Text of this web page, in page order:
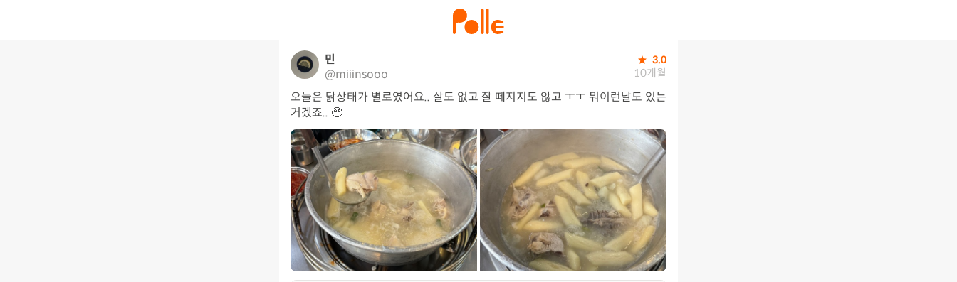
민
@miiinsooo
3.0
10개월
오늘은 닭상태가 별로였어요.. 살도 없고 잘 떼지지도 않고 ㅜㅜ 뭐이런날도 있는
거겠죠.. 🥹